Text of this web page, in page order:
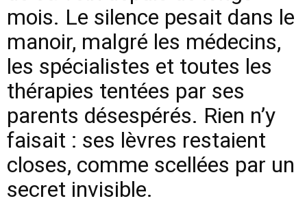
mois. Le silence pesait dans le
manoir, malgré les médecins,
les spécialistes et toutes les
thérapies tentées par ses
parents désespérés. Rien n’y
faisait : ses lèvres restaient
closes, comme scellées par un
secret invisible.